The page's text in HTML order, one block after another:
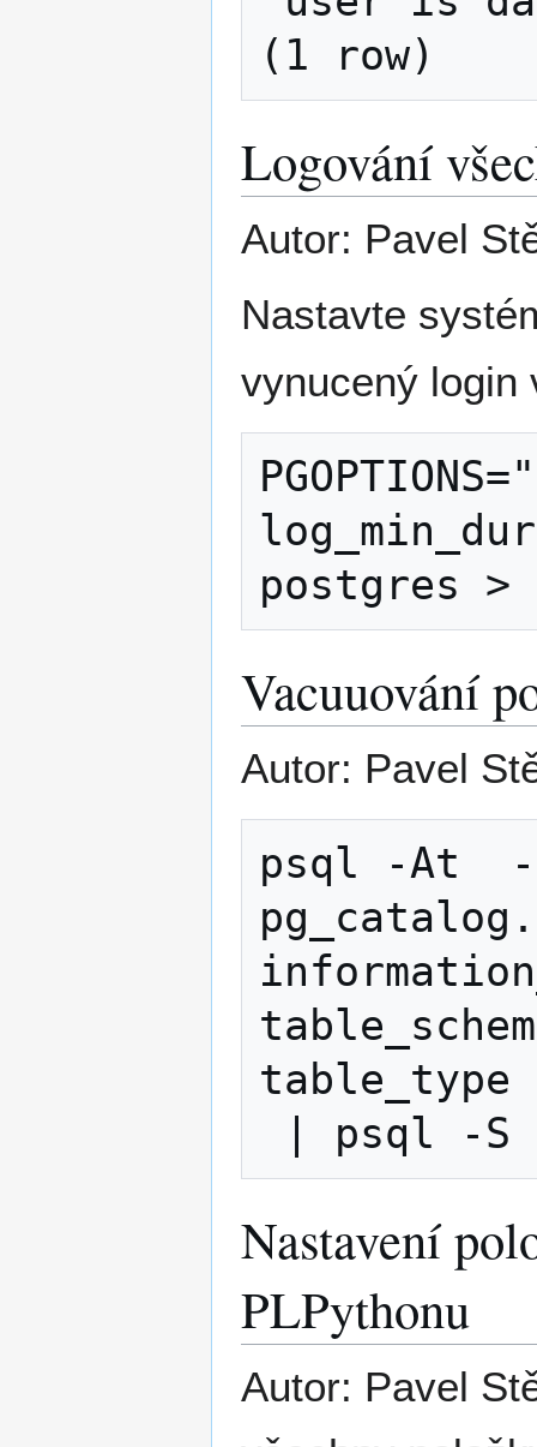
Logování
Autor: Pavel
Nastavte
vynucený login
Vacuuování
Autor: Pavel
psql -At  -c
Nastavení
PLPythonu
Autor: Pavel